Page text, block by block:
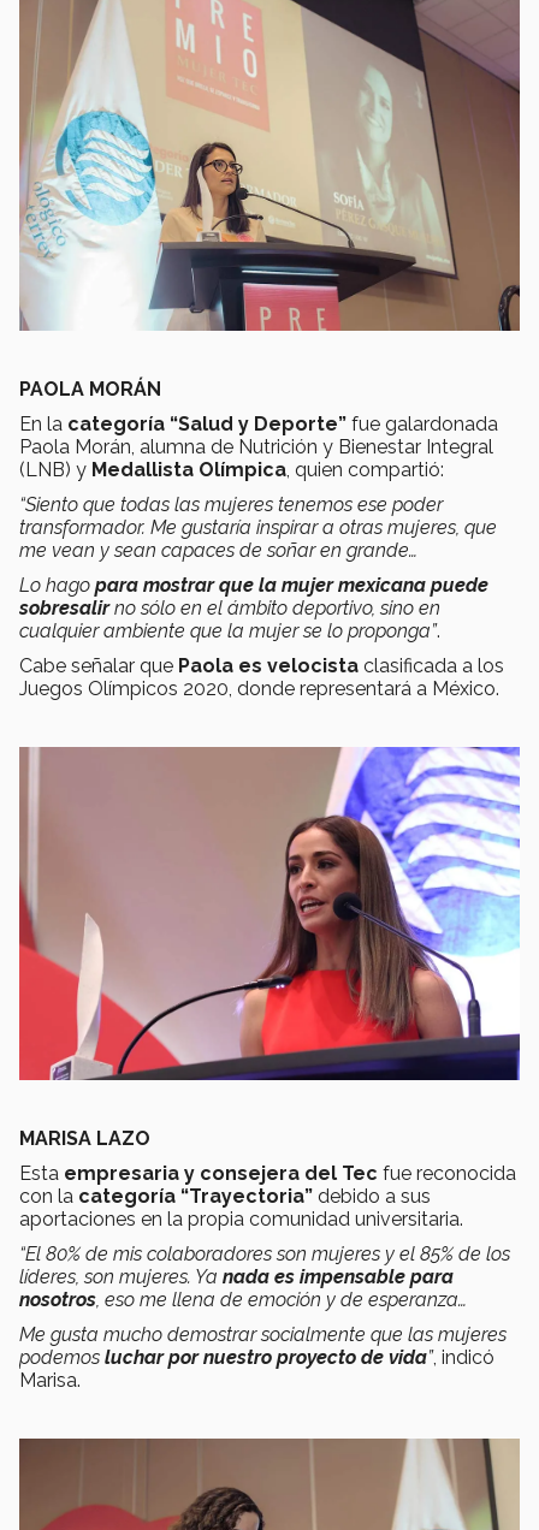
PAOLA MORÁN
En la categoría “Salud y Deporte” fue galardonada
Paola Morán, alumna de Nutrición y Bienestar Integral
(LNB) y Medallista Olímpica , quien compartió:
“Siento que todas las mujeres tenemos ese poder
transformador. Me gustaría inspirar a otras mujeres, que
me vean y sean capaces de soñar en grande…
Lo hago para mostrar que la mujer mexicana puede
sobresalirno sólo en el ámbito deportivo, sino en
cualquier ambiente que la mujer se lo proponga”.
Cabe señalar que Paola es velocista clasificada a los
Juegos Olímpicos 2020, donde representará a México.
MARISA LAZO
Esta empresaria y consejera del Tec fue reconocida
con la categoría “Trayectoria” debido a sus
aportaciones en la propia comunidad universitaria.
“El 80% de mis colaboradores son mujeres y el 85% de los
líderes, son mujeres. Ya nada es impensable para
nosotros, eso me llena de emoción y de esperanza…
Me gusta mucho demostrar socialmente que las mujeres
podemos luchar por nuestro proyecto de vida”, indicó
Marisa.